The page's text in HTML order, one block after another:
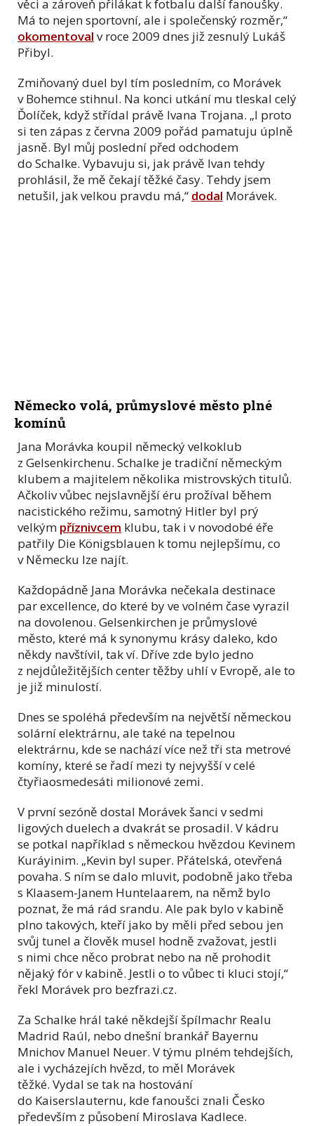
věci a zároveň přilákat k fotbalu další fanoušky.
Má to nejen sportovní, ale i společenský rozměr,“
okomentoval v roce 2009 dnes již zesnulý Lukáš
Přibyl.
Zmiňovaný duel byl tím posledním, co Morávek
v Bohemce stihnul. Na konci utkání mu tleskal celý
Ďolíček, když střídal právě Ivana Trojana. „I proto
si ten zápas z června 2009 pořád pamatuju úplně
jasně. Byl můj poslední před odchodem
do Schalke. Vybavuju si, jak právě Ivan tehdy
prohlásil, že mě čekají těžké časy. Tehdy jsem
netušil, jak velkou pravdu má,“ dodal Morávek.
Německo volá, průmyslové město plné
komínů
Jana Morávka koupil německý velkoklub
z Gelsenkirchenu. Schalke je tradiční německým
klubem a majitelem několika mistrovských titulů.
Ačkoliv vůbec nejslavnější éru prožíval během
nacistického režimu, samotný Hitler byl prý
velkým příznivcem klubu, tak i v novodobé éře
patřily Die Königsblauen k tomu nejlepšímu, co
v Německu lze najít.
Každopádně Jana Morávka nečekala destinace
par excellence, do které by ve volném čase vyrazil
na dovolenou. Gelsenkirchen je průmyslové
město, které má k synonymu krásy daleko, kdo
někdy navštívil, tak ví. Dříve zde bylo jedno
z nejdůležitějších center těžby uhlí v Evropě, ale to
je již minulostí.
Dnes se spoléhá především na největší německou
solární elektrárnu, ale také na tepelnou
elektrárnu, kde se nachází více než tři sta metrové
komíny, které se řadí mezi ty nejvyšší v celé
čtyřiaosmedesáti milionové zemi.
V první sezóně dostal Morávek šanci v sedmi
ligových duelech a dvakrát se prosadil. V kádru
se potkal například s německou hvězdou Kevinem
Kuráyinim. „Kevin byl super. Přátelská, otevřená
povaha. S ním se dalo mluvit, podobně jako třeba
s Klaasem-Janem Huntelaarem, na němž bylo
poznat, že má rád srandu. Ale pak bylo v kabině
plno takových, kteří jako by měli před sebou jen
svůj tunel a člověk musel hodně zvažovat, jestli
s nimi chce něco probrat nebo na ně prohodit
nějaký fór v kabině. Jestli o to vůbec ti kluci stojí,“
řekl Morávek pro bezfrazi.cz.
Za Schalke hrál také někdejší špílmachr Realu
Madrid Raúl, nebo dnešní brankář Bayernu
Mnichov Manuel Neuer. V týmu plném tehdejších,
ale i vycházejích hvězd, to měl Morávek
těžké. Vydal se tak na hostování
do Kaiserslauternu, kde fanoušci znali Česko
především z působení Miroslava Kadlece.